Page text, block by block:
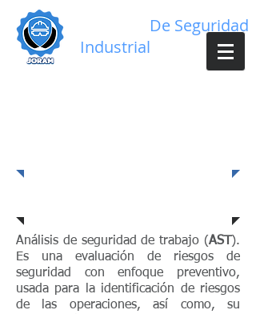
De Seguridad
Industrial
Análisis de seguridad de trabajo (AST
).
Es una evaluación de riesgos de
seguridad con enfoque preventivo,
usada para la identificación de riesgos
de las operaciones, así como, su